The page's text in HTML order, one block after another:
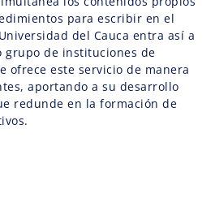
para escribir en el
del Cauca entra así a
grupo de instituciones de
ofrece este servicio de manera
aportando a su desarrollo
redunde en la formación de